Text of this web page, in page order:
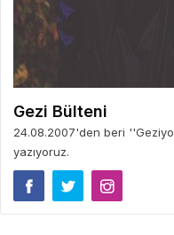
Gezi Bülteni
24.08.2007'den beri
yazıyoruz.